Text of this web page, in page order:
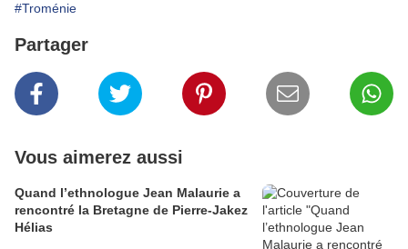
#Troménie
Partager
Vous aimerez aussi
Quand l’ethnologue Jean Malaurie a
rencontré la Bretagne de Pierre-Jakez
Hélias